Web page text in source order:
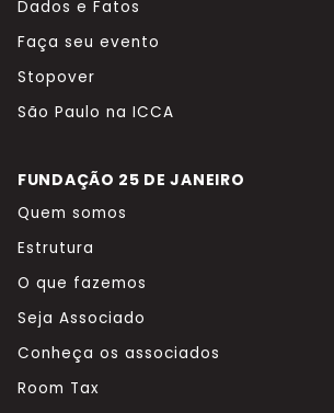
Dados e Fatos
Faça seu evento
Stopover
São Paulo na ICCA
FUNDAÇÃO 25 DE JANEIRO
Quem somos
Estrutura
O que fazemos
Seja Associado
Conheça os associados
Room Tax